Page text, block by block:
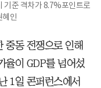
기준 격차가 8.7%포인트로
혜인
중동 전쟁으로 인해
율이 GDP를 넘어섰
1일 콘퍼런스에서